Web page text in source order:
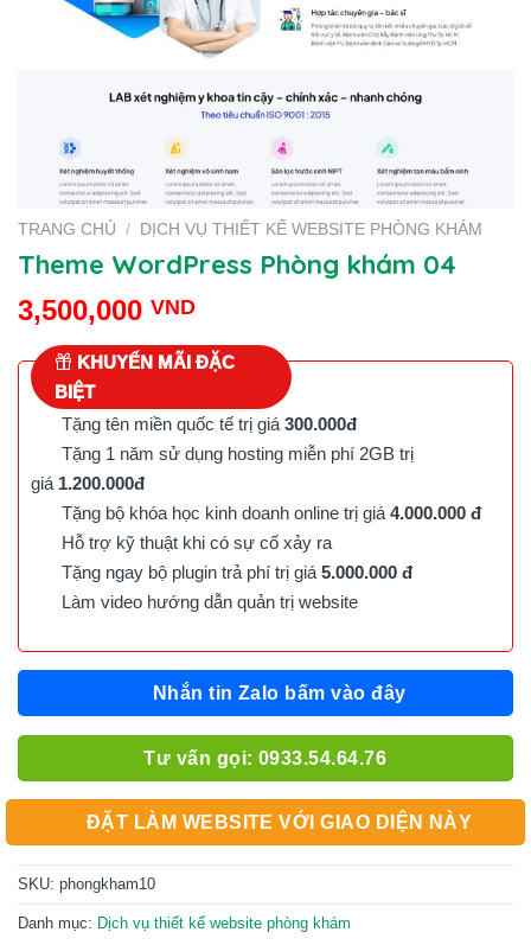
TRANG CHỦ / DỊCH VỤ THIẾT KẾ WEBSITE PHÒNG KHÁM
Theme WordPress Phòng khám 04
3,500,000 VND
KHUYẾN MÃI ĐẶC
BIỆT
Tặng tên miền quốc tế trị giá 300.000đ
Tặng 1 năm sử dụng hosting miễn phí 2GB trị
giá 1.200.000đ
Tặng bộ khóa học kinh doanh online trị giá 4.000.000 đ
Hỗ trợ kỹ thuật khi có sự cố xảy ra
Tặng ngay bộ plugin trả phí trị giá 5.000.000 đ
Làm video hướng dẫn quản trị website
Nhắn tin Zalo bấm vào đây
Tư vấn gọi: 0933.54.64.76
ĐẶT LÀM WEBSITE VỚI GIAO DIỆN NÀY
SKU: phongkham10
Danh mục: Dịch vụ thiết kế website phòng khám